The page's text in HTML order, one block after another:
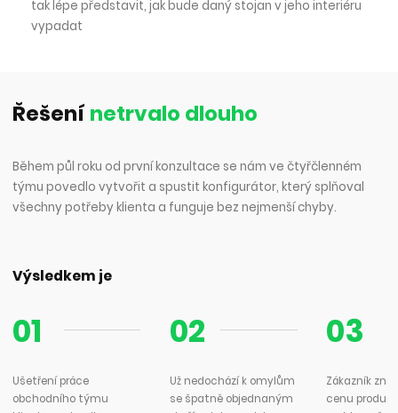
tak lépe představit, jak bude daný stojan v jeho interiéru
vypadat
Řešení netrvalo dlouho
Během půl roku od první konzultace se nám ve čtyřčlenném
týmu povedlo vytvořit a spustit konfigurátor, který splňoval
všechny potřeby klienta a funguje bez nejmenší chyby.
Výsledkem je
Ušetření práce
obchodního týmu
Už nedochází k omylům
se špatně objednaným
Zákazník zná
cenu